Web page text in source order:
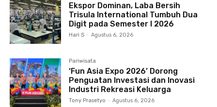
Ekspor Dominan, Laba Bersih
Trisula International Tumbuh Dua
Digit pada Semester I 2026
Hari S - Agustus 6, 2026
Pariwisata
‘Fun Asia Expo 2026’ Dorong
Penguatan Investasi dan Inovasi
Industri Rekreasi Keluarga
Tony Prasetyo - Agustus 6, 2026